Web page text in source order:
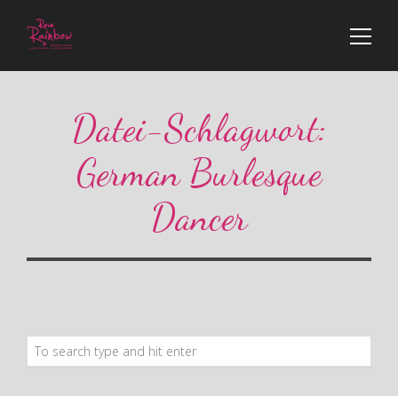
Datei-Schlagwort:
German Burlesque
Dancer